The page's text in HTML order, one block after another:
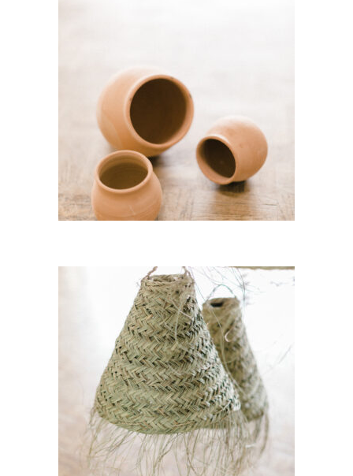
Petit bol Terracota –
« Nahla »
2,80€
Suspension triangle « Raïra »
13,00€